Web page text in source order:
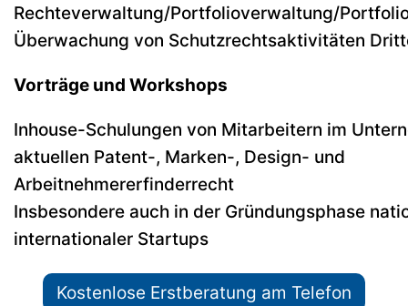
Rechteverwaltung/Portfolioverwaltung/
Überwachung von Schutzrechtsaktivitäten
Vorträge und Workshops
Inhouse-Schulungen von Mitarbeitern im
aktuellen Patent-, Marken-, Design- und
Arbeitnehmererfinderrecht
Insbesondere auch in der Gründungsphase
internationaler Startups
Kostenlose Erstberatung am Telefon